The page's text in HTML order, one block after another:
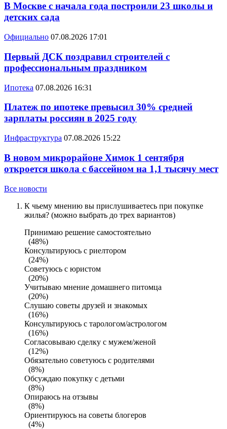
В Москве с начала года построили 23 школы и
детских сада
Официально 07.08.2026 17:01
Первый ДСК поздравил строителей с
профессиональным праздником
Ипотека 07.08.2026 16:31
Платеж по ипотеке превысил 30% средней
зарплаты россиян в 2025 году
Инфраструктура 07.08.2026 15:22
В новом микрорайоне Химок 1 сентября
откроется школа с бассейном на 1,1 тысячу мест
Все новости
К чьему мнению вы прислушиваетесь при покупке
жилья? (можно выбрать до трех вариантов)
Принимаю решение самостоятельно
(48%)
Консультируюсь с риелтором
(24%)
Советуюсь с юристом
(20%)
Учитываю мнение домашнего питомца
(20%)
Слушаю советы друзей и знакомых
(16%)
Консультируюсь с тарологом/астрологом
(16%)
Согласовываю сделку с мужем/женой
(12%)
Обязательно советуюсь с родителями
(8%)
Обсуждаю покупку с детьми
(8%)
Опираюсь на отзывы
(8%)
Ориентируюсь на советы блогеров
(4%)